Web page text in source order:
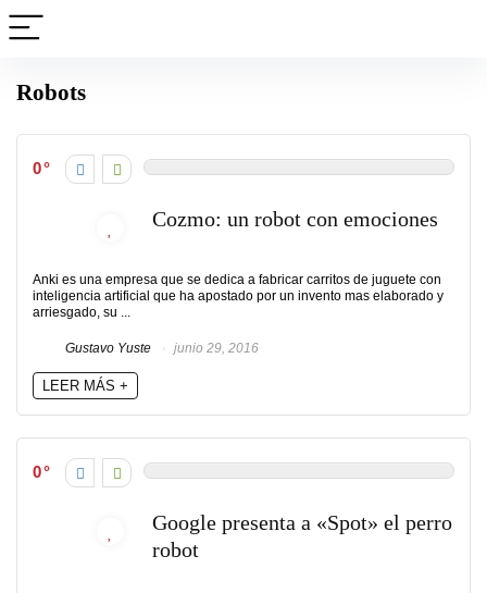
Robots
0
Cozmo: un robot con emociones
Anki es una empresa que se dedica a fabricar carritos de juguete con
inteligencia artificial que ha apostado por un invento mas elaborado y
arriesgado, su ...
Gustavo Yuste junio 29, 2016
LEER MÁS +
0
Google presenta a «Spot» el perro
robot